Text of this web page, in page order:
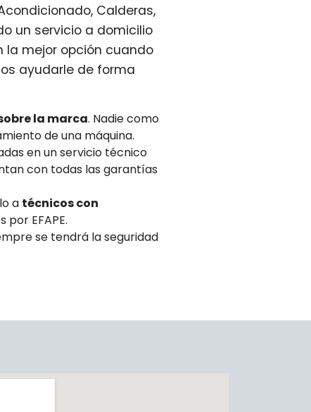
Calderas,
un servicio a domicilio
la mejor opción cuando
ayudarle de forma
la marca. Nadie como
de una máquina.
en un servicio técnico
con todas las garantías
a técnicos con
EFAPE.
se tendrá la seguridad